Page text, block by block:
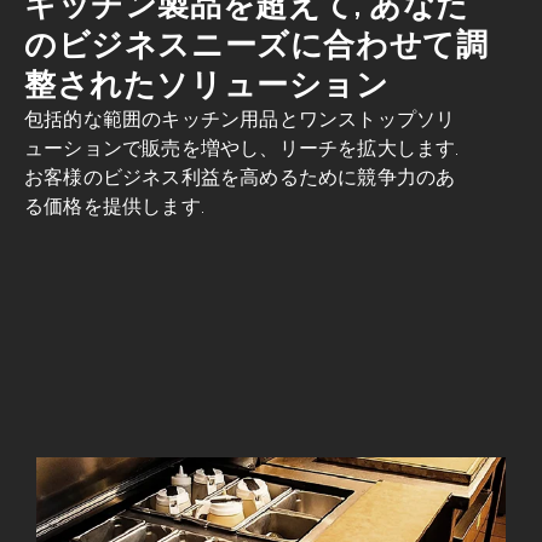
のビジネスニーズに合わせて調
整されたソリューション
包括的な範囲のキッチン用品とワンストップソリ
ューションで販売を増やし、リーチを拡大します.
お客様のビジネス利益を高めるために競争力のあ
る価格を提供します.